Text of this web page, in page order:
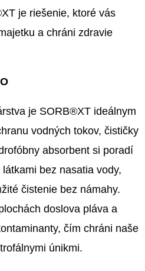
je riešenie, ktoré vás
a chráni zdravie
je SORB®XT ideálnym
vodných tokov, čističky
absorbent si poradí
bez nasatia vody,
čistenie bez námahy.
doslova pláva a
čím chráni naše
únikmi.